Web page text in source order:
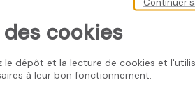
cookies
le dépôt et la lecture de cookies et
à leur bon fonctionnement.